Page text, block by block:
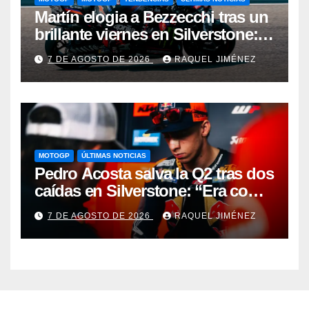
Martín elogia a Bezzecchi tras un
brillante viernes en Silverstone:
“Me ha impresionado por cómo
está”
7 DE AGOSTO DE 2026 RAQUEL JIMÉNEZ
MOTOGP ÚLTIMAS NOTICIAS
Pedro Acosta salva la Q2 tras dos
caídas en Silverstone: “Era como
ir sobre un taladro de obra”
7 DE AGOSTO DE 2026 RAQUEL JIMÉNEZ